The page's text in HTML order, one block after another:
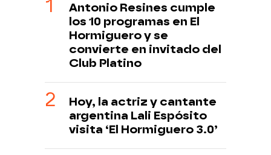
Antonio Resines cumple
los 10 programas en El
Hormiguero y se
convierte en invitado del
Club Platino
Hoy, la actriz y cantante
argentina Lali Espósito
visita ‘El Hormiguero 3.0’